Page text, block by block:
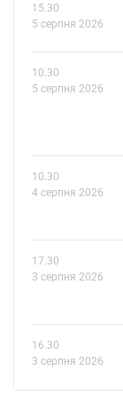
15.30
5 серпня 2026
10.30
5 серпня 2026
10.30
4 серпня 2026
17.30
3 серпня 2026
16.30
3 серпня 2026